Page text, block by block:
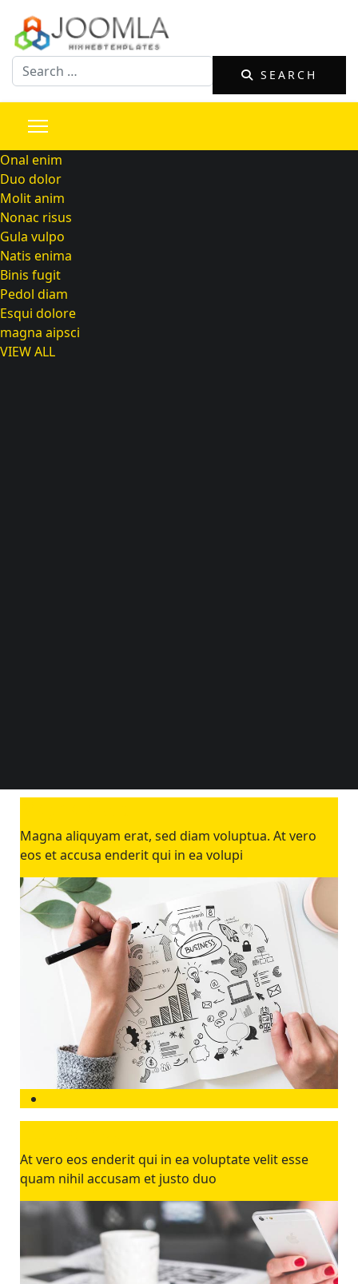
Search
SEARCH
Onal enim
Duo dolor
Molit anim
Nonac risus
Gula vulpo
Natis enima
Binis fugit
Pedol diam
Esqui dolore
magna aipsci
VIEW ALL
Magna aliquyam erat, sed diam voluptua. At vero
eos et accusa enderit qui in ea volupi
At vero eos enderit qui in ea voluptate velit esse
quam nihil accusam et justo duo